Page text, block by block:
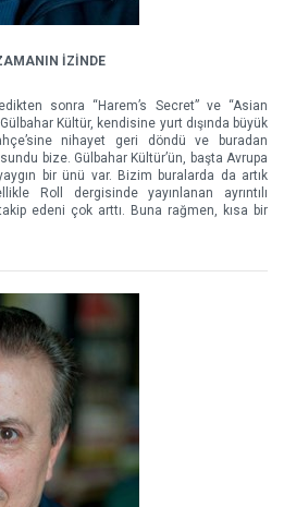
İZİNDE
sonra “Harem’s Secret” ve “Asian
Kültür, kendisine yurt dışında büyük
nihayet geri döndü ve buradan
bize. Gülbahar Kültür’ün, başta Avrupa
bir ünü var. Bizim buralarda da artık
Roll dergisinde yayınlanan ayrıntılı
edeni çok arttı. Buna rağmen, kısa bir